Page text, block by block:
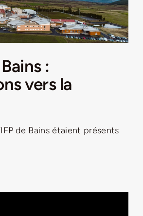
EnVelay
:
vers la
de Bains étaient présents